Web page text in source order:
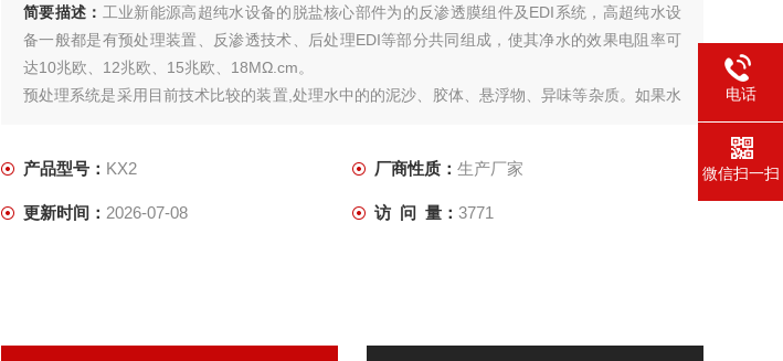
简要描述： 工业新能源高超纯水设备的脱盐核心部件为的反渗透膜组件及EDI系统，高超纯水设
备一般都是有预处理装置、反渗透技术、后处理EDI等部分共同组成，使其净水的效果电阻率可
达10兆欧、12兆欧、15兆欧、18MΩ.cm。
预处理系统是采用目前技术比较的装置,处理水中的的泥沙、胶体、悬浮物、异味等杂质。如果水
产品型号： KX2 厂商性质： 生产厂家
更新时间： 2026-07-08 访 问 量： 3771
电话
微信扫一扫